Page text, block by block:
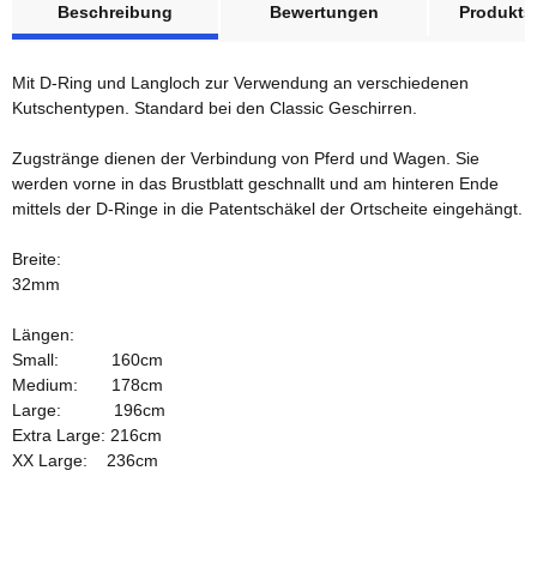
Beschreibung
Bewertungen
Mit D-Ring und Langloch zur Verwendung an verschiedenen
Kutschentypen. Standard bei den Classic Geschirren.
Zugstränge dienen der Verbindung von Pferd und Wagen. Sie
werden vorne in das Brustblatt geschnallt und am hinteren Ende
mittels der D-Ringe in die Patentschäkel der Ortscheite eingehängt.
Breite:
32mm
Längen:
Small: 160cm
Medium: 178cm
Large: 196cm
Extra Large: 216cm
XX Large: 236cm